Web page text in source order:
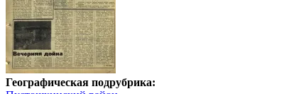
Географическая подрубрика: